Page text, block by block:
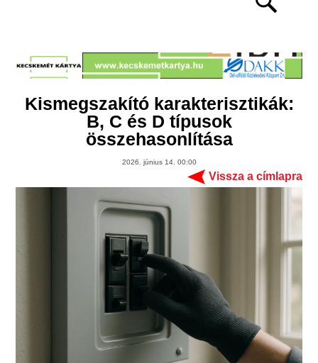
Kismegszakító karakterisztikák:
B, C és D típusok
összehasonlítása
2026. június 14. 00:00
Vissza a címlapra